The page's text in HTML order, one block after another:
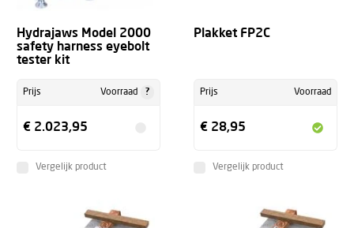
Hydrajaws Model 2000
safety harness eyebolt
tester kit
Prijs Voorraad ?
€ 2.023,95
Vergelijk product
Plakket FP2C
Prijs Voorraad
€ 28,95
Vergelijk product